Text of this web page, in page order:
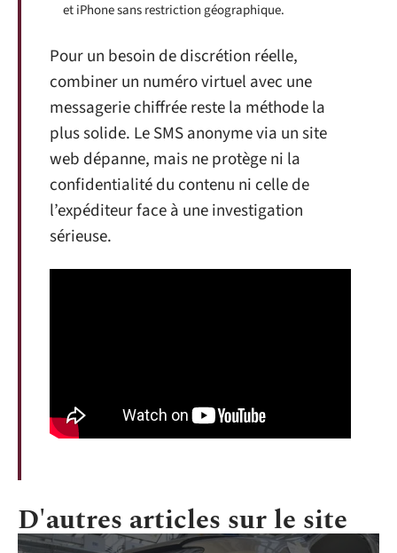
et iPhone sans restriction géographique.
Pour un besoin de discrétion réelle,
combiner un numéro virtuel avec une
messagerie chiffrée reste la méthode la
plus solide. Le SMS anonyme via un site
web dépanne, mais ne protège ni la
confidentialité du contenu ni celle de
l’expéditeur face à une investigation
sérieuse.
D'autres articles sur le site